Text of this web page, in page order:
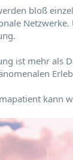
bloß
ist mehr als
kann